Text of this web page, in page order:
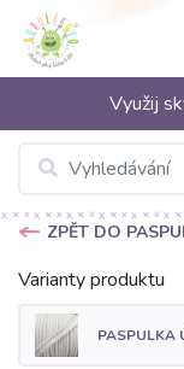
Využij
ZPĚT DO
Varianty produktu
PASPULKA